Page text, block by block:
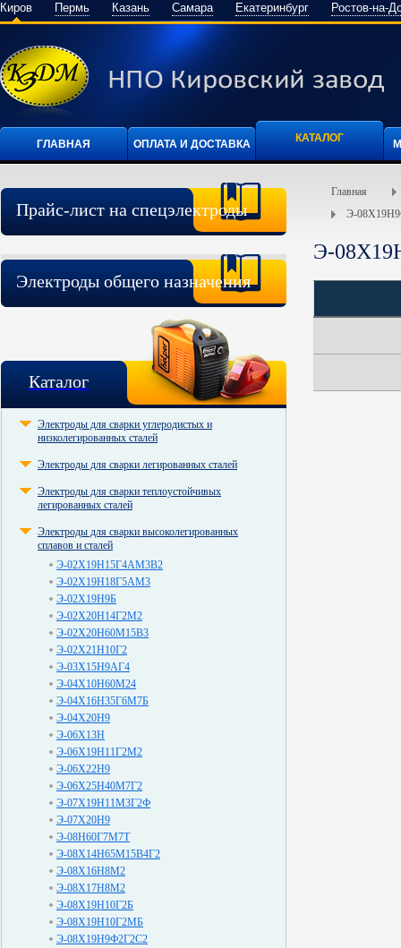
Киров Пермь Казань Самара Екатеринбург Ростов-на-
ГЛАВНАЯ ОПЛАТА И ДОСТАВКА КАТАЛОГ
Прайс-лист на спецэлектроды
Электроды общего назначения
Каталог
Электроды для сварки углеродистых и
низколегированных сталей
Электроды для сварки легированных сталей
Электроды для сварки теплоустойчивых
легированных сталей
Электроды для сварки высоколегированных
сплавов и сталей
Э-02Х19Н15Г4АМ3В2
Э-02Х19Н18Г5АМ3
Э-02Х19Н9Б
Э-02Х20Н14Г2М2
Э-02Х20Н60М15В3
Э-02Х21Н10Г2
Э-03Х15Н9АГ4
Э-04Х10Н60М24
Э-04Х16Н35Г6М7Б
Э-04Х20Н9
Э-06Х13Н
Э-06Х19Н11Г2М2
Э-06Х22Н9
Э-06Х25Н40М7Г2
Э-07Х19Н11М3Г2Ф
Э-07Х20Н9
Э-08Н60Г7М7Т
Э-08Х14Н65М15В4Г2
Э-08Х16Н8М2
Э-08Х17Н8М2
Э-08Х19Н10Г2Б
Э-08Х19Н10Г2МБ
Э-08Х19Н9Ф2Г2С2
Главная
Э-
Э-